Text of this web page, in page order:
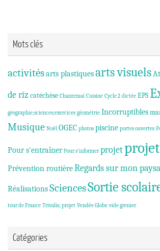
Mots clés
activitésarts plastiquesarts visuels
de riz catéchèse Chantemai Cuisine Cycle 2 dictée EPS
géographie;sciences;exercices géométrie Incorruptibles
Musique Noël OGEC photos piscine portes ouvertes
Pour s'entraîner Pour s'informer projet
Prévention routièreRegards sur mon
RéalisationsSciencesSortie
tour de France Trivalis; projet Vendée Globe vide grenier
Catégories